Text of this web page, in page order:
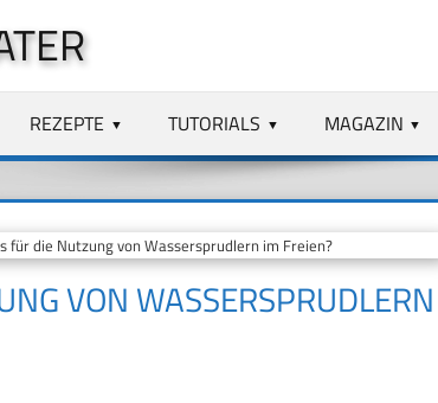
REZEPTE TUTORIALS MAGAZIN
für die Nutzung von Wassersprudlern im Freien?
VON WASSERSPRUDLERN